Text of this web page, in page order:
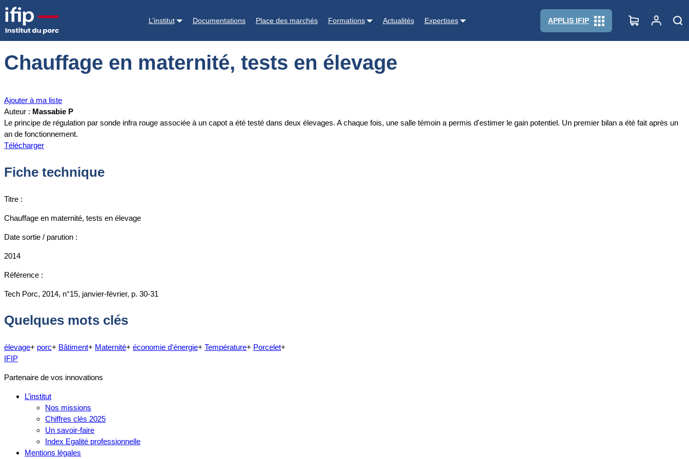
L’institut Documentations Place des marchés Formations Actualités Expertises APPLIS IFIP
Accueil Documentations
Chauffage en maternité, tests en élevage
Ajouter à ma liste
Auteur : Massabie P
Le principe de régulation par sonde infra rouge associée à un capot a été testé dans deux élevages. A chaque fois, une salle témoin a permis d'estimer le gain potentiel. Un premier bilan a été fait après un
an de fonctionnement.
Télécharger
Fiche technique
Titre :
Chauffage en maternité, tests en élevage
Date sortie / parution :
2014
Référence :
Tech Porc, 2014, n°15, janvier-février, p. 30-31
Quelques mots clés
élevage+ porc+ Bâtiment+ Maternité+ économie d'énergie+ Température+ Porcelet+
IFIP
Partenaire de vos innovations
L’institut
Nos missions
Chiffres clés 2025
Un savoir-faire
Index Egalité professionnelle
Mentions légales